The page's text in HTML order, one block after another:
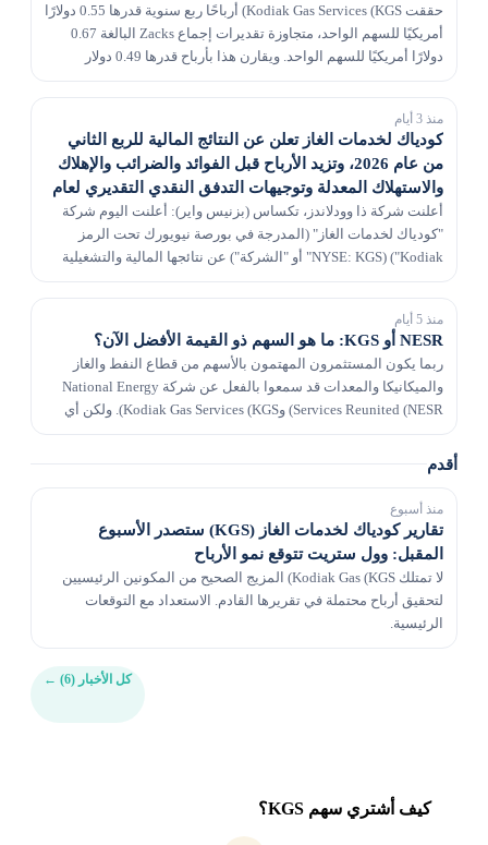
حققت Kodiak Gas Services (KGS) أرباحًا ربع سنوية قدرها 0.55 دولارًا
أمريكيًا للسهم الواحد، متجاوزة تقديرات إجماع Zacks البالغة 0.67
دولارًا أمريكيًا للسهم الواحد. ويقارن هذا بأرباح قدرها 0.49 دولار
منذ 3 أيام
كودياك لخدمات الغاز تعلن عن النتائج المالية للربع الثاني
من عام 2026، وتزيد الأرباح قبل الفوائد والضرائب والإهلاك
والاستهلاك المعدلة وتوجيهات التدفق النقدي التقديري لعام
2026
أعلنت شركة ذا وودلاندز، تكساس (بزنيس واير): أعلنت اليوم شركة
"كودياك لخدمات الغاز" (المدرجة في بورصة نيويورك تحت الرمز
NYSE: KGS) ("Kodiak" أو "الشركة") عن نتائجها المالية والتشغيلية
منذ 5 أيام
NESR أو KGS: ما هو السهم ذو القيمة الأفضل الآن؟
ربما يكون المستثمرون المهتمون بالأسهم من قطاع النفط والغاز
والميكانيكا والمعدات قد سمعوا بالفعل عن شركة National Energy
Services Reunited (NESR) وKodiak Gas Services (KGS). ولكن أي
أقدم
منذ أسبوع
تقارير كودياك لخدمات الغاز (KGS) ستصدر الأسبوع
المقبل: وول ستريت تتوقع نمو الأرباح
لا تمتلك Kodiak Gas (KGS) المزيج الصحيح من المكونين الرئيسيين
لتحقيق أرباح محتملة في تقريرها القادم. الاستعداد مع التوقعات
الرئيسية.
كل الأخبار (6) ←
كيف أشتري سهم KGS؟